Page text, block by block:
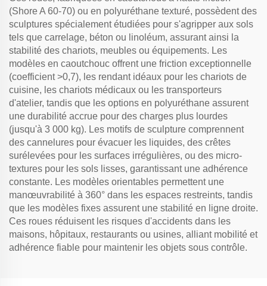
(Shore A 60-70) ou en polyuréthane texturé, possèdent des
sculptures spécialement étudiées pour s'agripper aux sols
tels que carrelage, béton ou linoléum, assurant ainsi la
stabilité des chariots, meubles ou équipements. Les
modèles en caoutchouc offrent une friction exceptionnelle
(coefficient >0,7), les rendant idéaux pour les chariots de
cuisine, les chariots médicaux ou les transporteurs
d'atelier, tandis que les options en polyuréthane assurent
une durabilité accrue pour des charges plus lourdes
(jusqu'à 3 000 kg). Les motifs de sculpture comprennent
des cannelures pour évacuer les liquides, des crêtes
surélevées pour les surfaces irrégulières, ou des micro-
textures pour les sols lisses, garantissant une adhérence
constante. Les modèles orientables permettent une
manœuvrabilité à 360° dans les espaces restreints, tandis
que les modèles fixes assurent une stabilité en ligne droite.
Ces roues réduisent les risques d'accidents dans les
maisons, hôpitaux, restaurants ou usines, alliant mobilité et
adhérence fiable pour maintenir les objets sous contrôle.